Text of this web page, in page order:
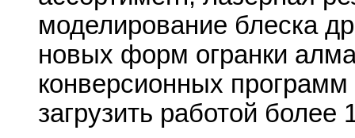
моделирование блеска
новых форм огранки
конверсионных
загрузить работой более